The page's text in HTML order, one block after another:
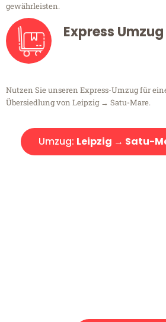
gewährleisten.
Express Umzug
Nutzen Sie unseren Express-Umzug für
Übersiedlung von Leipzig → Satu-Mare.
Umzug: Leipzig → Satu-